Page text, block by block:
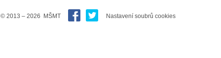
© 2013 – 2026 MŠMT Nastavení soubrů cookies